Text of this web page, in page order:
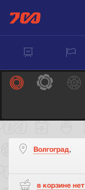
Волгоград,
в корзине нет